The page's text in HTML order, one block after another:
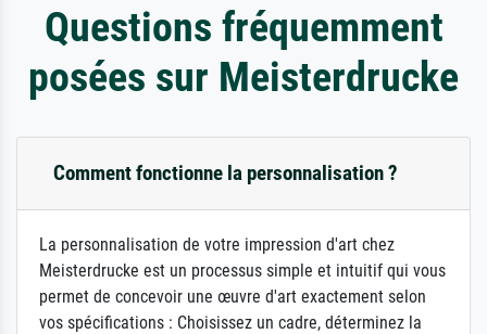
Questions fréquemment
posées sur Meisterdrucke
Comment fonctionne la personnalisation ?
La personnalisation de votre impression d'art chez
Meisterdrucke est un processus simple et intuitif qui vous
permet de concevoir une œuvre d'art exactement selon
vos spécifications : Choisissez un cadre, déterminez la